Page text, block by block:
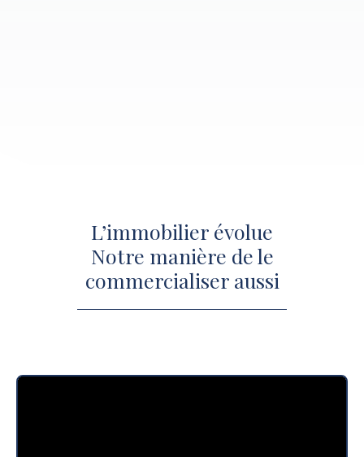
L’immobilier évolue
Notre manière de le
commercialiser aussi